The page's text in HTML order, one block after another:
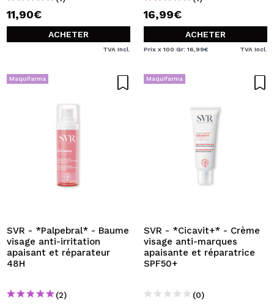
11,90€
ACHETER
TVA Incl.
16,99€
ACHETER
Prix x 100 Gr: 16,99€ TVA Incl.
Maquifarma
SVR - *Palpebral* - Baume
visage anti-irritation
apaisant et réparateur
48H
(2)
Maquifarma
SVR - *Cicavit+* - Crème
visage anti-marques
apaisante et réparatrice
SPF50+
(0)